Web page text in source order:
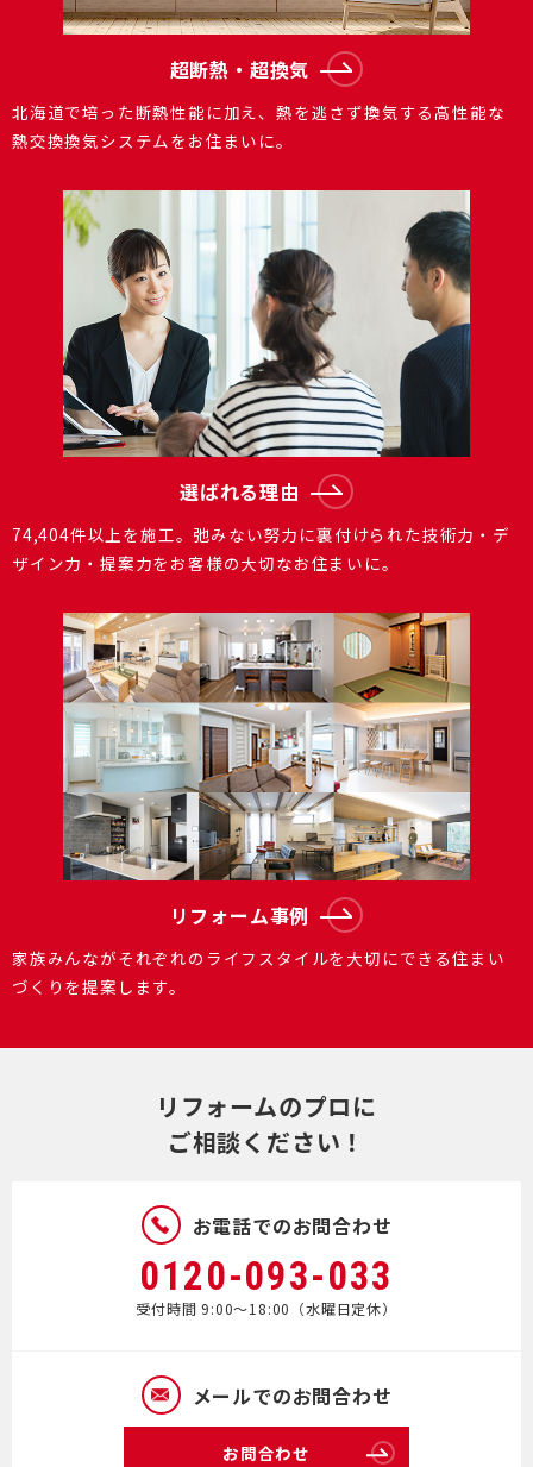
超断熱・超換気
北海道で培った断熱性能に加え、熱を逃さず換気する⾼性能な
熱交換換気システムをお住まいに。
選ばれる理由
74,404件以上を施⼯。弛みない努⼒に裏付けられた技術⼒・デ
ザイン⼒・提案⼒をお客様の⼤切なお住まいに。
リフォーム事例
家族みんながそれぞれのライフスタイルを大切にできる住まい
づくりを提案します。
リフォームのプロに
ご相談ください！
お電話でのお問合わせ
0120-093-033
受付時間 9:00～18:00（水曜日定休）
メールでのお問合わせ
お問合わせ